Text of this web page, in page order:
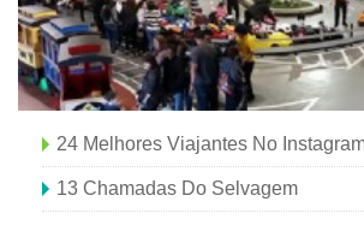
24 Melhores Viajantes No
13 Chamadas Do Selvagem